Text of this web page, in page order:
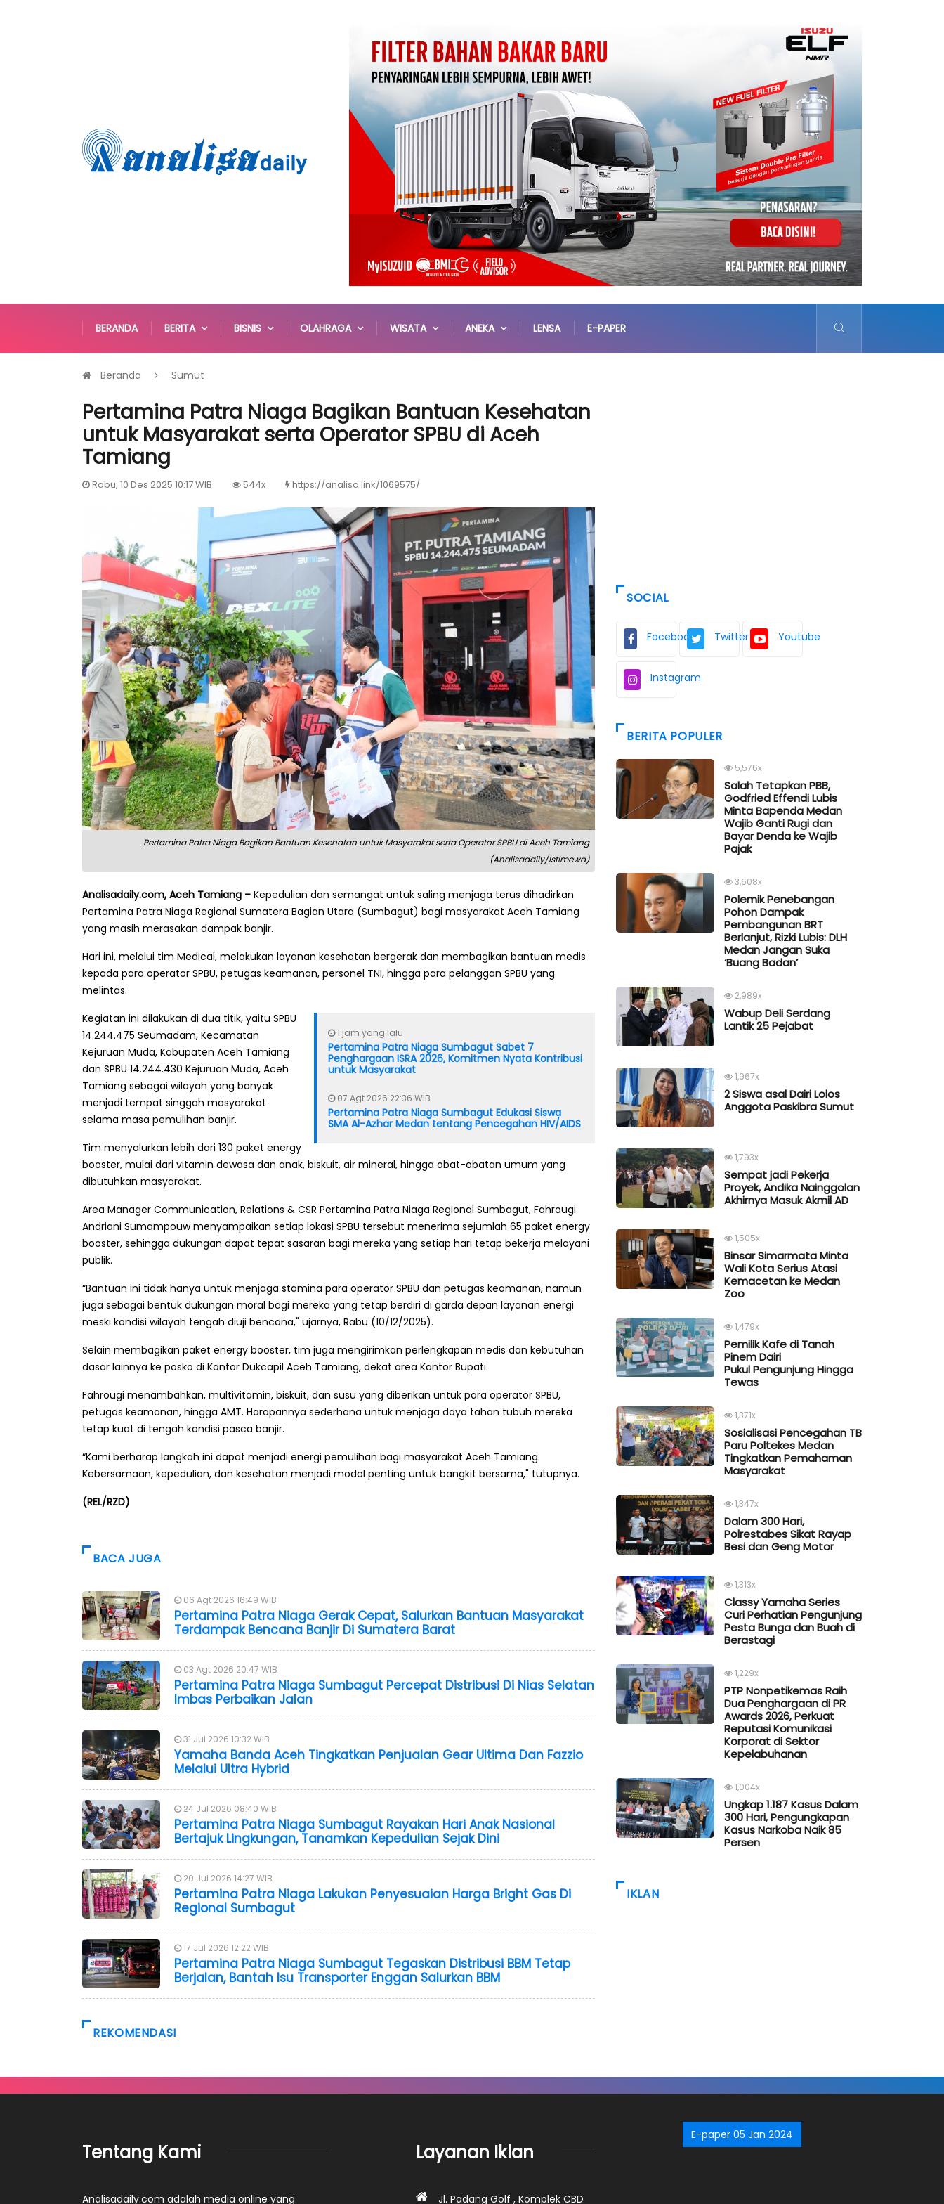
BERANDA BERITA BISNIS OLAHRAGA WISATA ANEKA LENSA E-PAPER
Beranda Sumut
Pertamina Patra Niaga Bagikan Bantuan Kesehatan
untuk Masyarakat serta Operator SPBU di Aceh
Tamiang
Rabu, 10 Des 2025 10:17 WIB 544x https://analisa.link/1069575/
Pertamina Patra Niaga Bagikan Bantuan Kesehatan untuk Masyarakat serta Operator SPBU di Aceh Tamiang
(Analisadaily/Istimewa)
Analisadaily.com, Aceh Tamiang – Kepedulian dan semangat untuk saling menjaga terus dihadirkan
Pertamina Patra Niaga Regional Sumatera Bagian Utara (Sumbagut) bagi masyarakat Aceh Tamiang
yang masih merasakan dampak banjir.
Hari ini, melalui tim Medical, melakukan layanan kesehatan bergerak dan membagikan bantuan medis
kepada para operator SPBU, petugas keamanan, personel TNI, hingga para pelanggan SPBU yang
melintas.
1 jam yang lalu
Pertamina Patra Niaga Sumbagut Sabet 7
Penghargaan ISRA 2026, Komitmen Nyata Kontribusi
untuk Masyarakat
07 Agt 2026 22:36 WIB
Pertamina Patra Niaga Sumbagut Edukasi Siswa
SMA Al-Azhar Medan tentang Pencegahan HIV/AIDS
Kegiatan ini dilakukan di dua titik, yaitu SPBU
14.244.475 Seumadam, Kecamatan
Kejuruan Muda, Kabupaten Aceh Tamiang
dan SPBU 14.244.430 Kejuruan Muda, Aceh
Tamiang sebagai wilayah yang banyak
menjadi tempat singgah masyarakat
selama masa pemulihan banjir.
Tim menyalurkan lebih dari 130 paket energy
booster, mulai dari vitamin dewasa dan anak, biskuit, air mineral, hingga obat-obatan umum yang
dibutuhkan masyarakat.
Area Manager Communication, Relations & CSR Pertamina Patra Niaga Regional Sumbagut, Fahrougi
Andriani Sumampouw menyampaikan setiap lokasi SPBU tersebut menerima sejumlah 65 paket energy
booster, sehingga dukungan dapat tepat sasaran bagi mereka yang setiap hari tetap bekerja melayani
publik.
“Bantuan ini tidak hanya untuk menjaga stamina para operator SPBU dan petugas keamanan, namun
juga sebagai bentuk dukungan moral bagi mereka yang tetap berdiri di garda depan layanan energi
meski kondisi wilayah tengah diuji bencana," ujarnya, Rabu (10/12/2025).
Selain membagikan paket energy booster, tim juga mengirimkan perlengkapan medis dan kebutuhan
dasar lainnya ke posko di Kantor Dukcapil Aceh Tamiang, dekat area Kantor Bupati.
Fahrougi menambahkan, multivitamin, biskuit, dan susu yang diberikan untuk para operator SPBU,
petugas keamanan, hingga AMT. Harapannya sederhana untuk menjaga daya tahan tubuh mereka
tetap kuat di tengah kondisi pasca banjir.
“Kami berharap langkah ini dapat menjadi energi pemulihan bagi masyarakat Aceh Tamiang.
Kebersamaan, kepedulian, dan kesehatan menjadi modal penting untuk bangkit bersama," tutupnya.
(REL/RZD)
BACA JUGA
06 Agt 2026 16:49 WIB
Pertamina Patra Niaga Gerak Cepat, Salurkan Bantuan Masyarakat
Terdampak Bencana Banjir Di Sumatera Barat
03 Agt 2026 20:47 WIB
Pertamina Patra Niaga Sumbagut Percepat Distribusi Di Nias Selatan
Imbas Perbaikan Jalan
31 Jul 2026 10:32 WIB
Yamaha Banda Aceh Tingkatkan Penjualan Gear Ultima Dan Fazzio
Melalui Ultra Hybrid
24 Jul 2026 08:40 WIB
Pertamina Patra Niaga Sumbagut Rayakan Hari Anak Nasional
Bertajuk Lingkungan, Tanamkan Kepedulian Sejak Dini
20 Jul 2026 14:27 WIB
Pertamina Patra Niaga Lakukan Penyesuaian Harga Bright Gas Di
Regional Sumbagut
17 Jul 2026 12:22 WIB
Pertamina Patra Niaga Sumbagut Tegaskan Distribusi BBM Tetap
Berjalan, Bantah Isu Transporter Enggan Salurkan BBM
REKOMENDASI
SOCIAL
Facebook Twitter Youtube
Instagram
BERITA POPULER
5,576x
Salah Tetapkan PBB,
Godfried Effendi Lubis
Minta Bapenda Medan
Wajib Ganti Rugi dan
Bayar Denda ke Wajib
Pajak
3,608x
Polemik Penebangan
Pohon Dampak
Pembangunan BRT
Berlanjut, Rizki Lubis: DLH
Medan Jangan Suka
‘Buang Badan’
2,989x
Wabup Deli Serdang
Lantik 25 Pejabat
1,967x
2 Siswa asal Dairi Lolos
Anggota Paskibra Sumut
1,793x
Sempat jadi Pekerja
Proyek, Andika Nainggolan
Akhirnya Masuk Akmil AD
1,505x
Binsar Simarmata Minta
Wali Kota Serius Atasi
Kemacetan ke Medan
Zoo
1,479x
Pemilik Kafe di Tanah
Pinem Dairi
Pukul Pengunjung Hingga
Tewas
1,371x
Sosialisasi Pencegahan TB
Paru Poltekes Medan
Tingkatkan Pemahaman
Masyarakat
1,347x
Dalam 300 Hari,
Polrestabes Sikat Rayap
Besi dan Geng Motor
1,313x
Classy Yamaha Series
Curi Perhatian Pengunjung
Pesta Bunga dan Buah di
Berastagi
1,229x
PTP Nonpetikemas Raih
Dua Penghargaan di PR
Awards 2026, Perkuat
Reputasi Komunikasi
Korporat di Sektor
Kepelabuhanan
1,004x
Ungkap 1.187 Kasus Dalam
300 Hari, Pengungkapan
Kasus Narkoba Naik 85
Persen
IKLAN
Tentang Kami
Analisadaily.com adalah media online yang
Layanan Iklan
Jl. Padang Golf , Komplek CBD
E-paper 05 Jan 2024